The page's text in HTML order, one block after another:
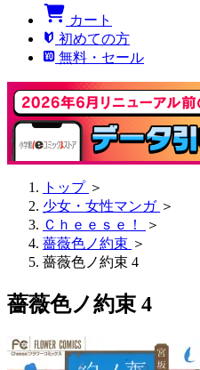
カート
初めての方
無料・セール
トップ ＞
少女・女性マンガ ＞
Ｃｈｅｅｓｅ！
＞
薔薇色ノ約束 ＞
薔薇色ノ約束 4
薔薇色ノ約束 4